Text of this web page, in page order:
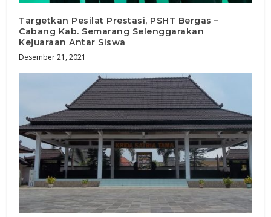
Targetkan Pesilat Prestasi, PSHT Bergas –
Cabang Kab. Semarang Selenggarakan
Kejuaraan Antar Siswa
Desember 21, 2021